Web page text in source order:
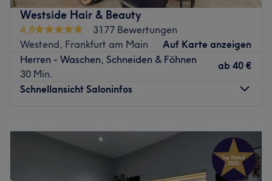
der Eschersheimer Landstraße. Den besonderen Charme
des Salons machen die Natürlichkeit und große
Herzlichkeit des Teams aus. Dabei stehen Leistungen und
Preise in einem ausgewogenen Verhältnis. Buche jetzt
deinen Wunschtermin und deine Wunschbehandlung
ganz einfach und schnell online auf Treatwell!
erhältst alle friseurspezifischen Arbeiten in guter
handwerklicher Qualität – egal ob Schnitt, Dauerwelle,
Farbe oder Frisur. Außerdem sind Kinder immer herzlich
Westside Hair & Beauty
4,8
3177 Bewertungen
Westend, Frankfurt am Main
Auf Karte anzeigen
Herren - Waschen, Schneiden & Föhnen
30 Min.
ab 40 €
Schnellansicht Saloninfos
Dienstag
19:00
19:00
09:00 –18:00